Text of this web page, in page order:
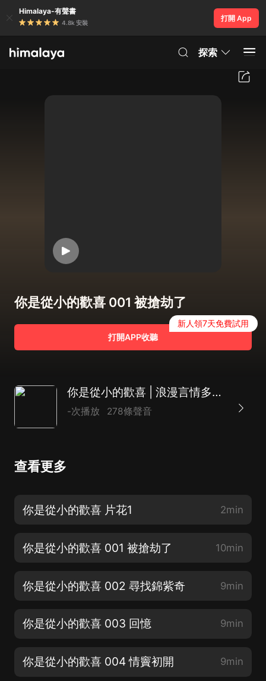
Himalaya-有聲書
4.8k 安裝
打開 App
探索
你是從小的歡喜 001 被搶劫了
打開APP收聽
新人領7天免費試用
你是從小的歡喜 | 浪漫言情多人劇
-次播放 278條聲音
查看更多
你是從小的歡喜 片花1 2min
你是從小的歡喜 001 被搶劫了 10min
你是從小的歡喜 002 尋找錦紫奇 9min
你是從小的歡喜 003 回憶 9min
你是從小的歡喜 004 情竇初開 9min